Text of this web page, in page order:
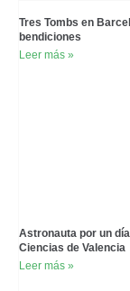
Tres Tombs en
bendiciones
Leer más »
Astronauta por un
Ciencias de Valencia
Leer más »